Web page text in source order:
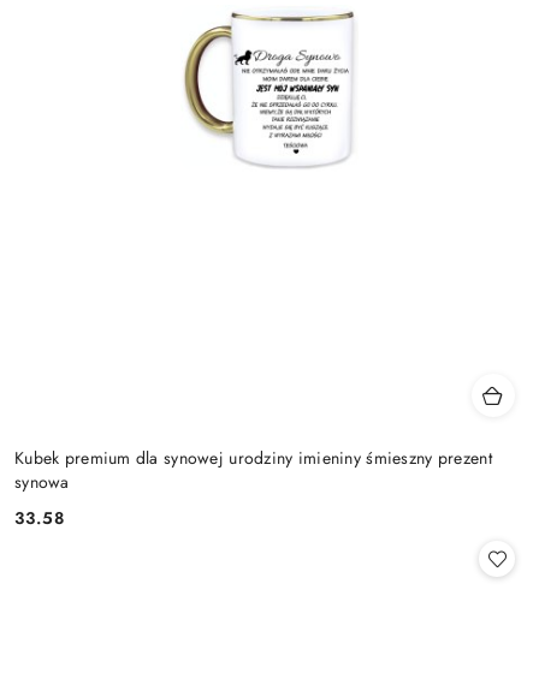
Kubek premium dla synowej urodziny imieniny śmieszny prezent
synowa
Cena:
33.58